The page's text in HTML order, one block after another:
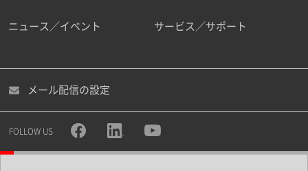
ニュース／イベント サービス／サポート
メール配信の設定
FOLLOW US